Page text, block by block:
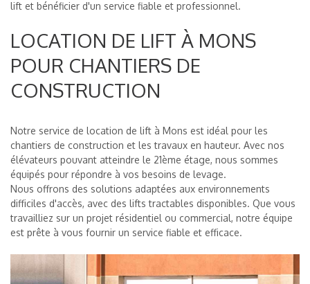
lift et bénéficier d'un service fiable et professionnel.
LOCATION DE LIFT À MONS
POUR CHANTIERS DE
CONSTRUCTION
Notre service de location de lift à Mons est idéal pour les
chantiers de construction et les travaux en hauteur. Avec nos
élévateurs pouvant atteindre le 21ème étage, nous sommes
équipés pour répondre à vos besoins de levage.
Nous offrons des solutions adaptées aux environnements
difficiles d'accès, avec des lifts tractables disponibles. Que vous
travailliez sur un projet résidentiel ou commercial, notre équipe
est prête à vous fournir un service fiable et efficace.